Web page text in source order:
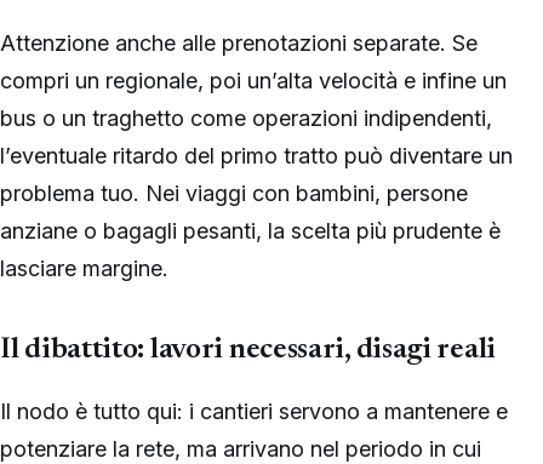
Attenzione anche alle prenotazioni separate. Se
compri un regionale, poi un’alta velocità e infine un
bus o un traghetto come operazioni indipendenti,
l’eventuale ritardo del primo tratto può diventare un
problema tuo. Nei viaggi con bambini, persone
anziane o bagagli pesanti, la scelta più prudente è
lasciare margine.
Il dibattito: lavori necessari, disagi reali
Il nodo è tutto qui: i cantieri servono a mantenere e
potenziare la rete, ma arrivano nel periodo in cui